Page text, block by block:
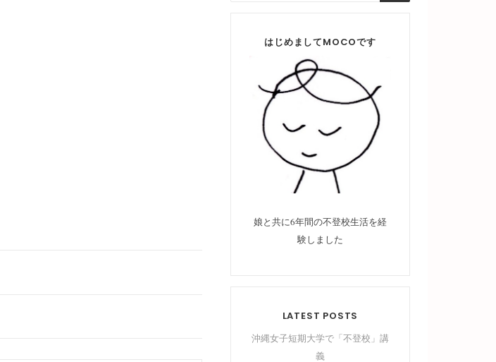
はじめましてMOCOです
娘と共に6年間の不登校生活を経
験しました
LATEST POSTS
沖縄女子短期大学で「不登校」講
義